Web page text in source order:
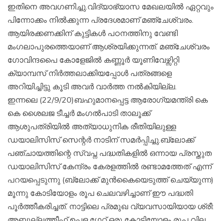
ഇതിനെ അവഗണിച്ചു.വിദ്യാഭ്യാസ മേഖലയിൽ ഏറ്റവും
പിന്നോക്കം നിൽക്കുന്ന പ്രദേശമാണ് മഞ്ചേശ്വരം.
ആയിരക്കണക്കിന് കുട്ടികൾ പഠനത്തിനു വേണ്ടി
മംഗലാപുരത്തെയാണ് ആശ്രയിക്കുന്നത്. മഞ്ചേശ്വരം
ഗോവിന്ദപൈ കോളേജിൽ കണ്ണൂർ യൂണിവേഴ്സിറ്റി
ക്യാമ്പസ് നിർത്തലാക്കിയപ്പോൾ പത്രങ്ങളെ
അറിയിച്ചിട്ടു കൂടി അവർ വാർത്ത നൽകിയില്ല.
ഇന്നലെ (22/9/20)ബഹുമാനപ്പെട്ട ആരോഗ്യമന്ത്രി കെ
കെ ശൈലജ ടീച്ചർ മംഗൽപാടി താലൂക്ക്
ആശുപത്രിയിൽ അത്യാധുനിക രീതിയിലുള്ള
ഡയാലിസിസ് സെന്റർ നാടിന് സമർപ്പിച്ചു.ബ്ലോക്ക്
പഞ്ചായത്തിന്റെ സ്വപ്ന പദ്ധതികളിൽ ഒന്നായ പ്രസ്തുത
ഡയാലിസിസ് കേന്ദ്രം കേരളത്തിൽ രണ്ടാമത്തേത് എന്ന്
പറയപ്പെടുന്നു (ബ്ലോക്ക് മുൻകൈയെടുത്ത് ചെയ്യുന്ന)
മൂന്നു കോടിയോളം രൂപ ചെലവഴിച്ചാണ് ഈ പദ്ധതി
പൂർത്തീകരിച്ചത്. നാട്ടിലെ പ്രമുഖ വ്യവസായിയായ ശ്രീ: